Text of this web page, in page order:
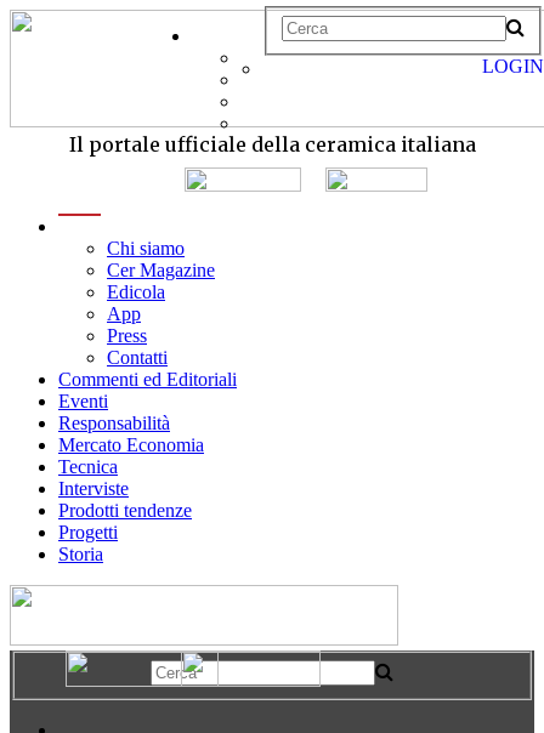
Il portale ufficiale della ceramica italiana
Chi siamo
Cer Magazine
Edicola
App
Press
Contatti
Commenti ed Editoriali
Eventi
Responsabilità
Mercato Economia
Tecnica
Interviste
Prodotti tendenze
Progetti
Storia
LOGIN